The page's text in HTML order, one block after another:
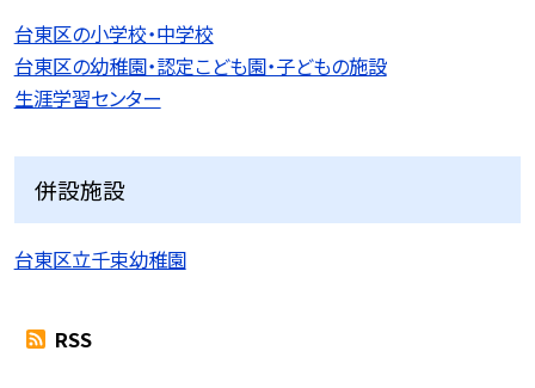
台東区の小学校・中学校
台東区の幼稚園・認定こども園・子どもの施設
生涯学習センター
併設施設
台東区立千束幼稚園
RSS